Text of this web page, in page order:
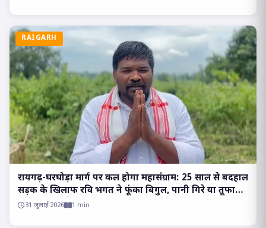
RAIGARH
रायगढ़-घरघोड़ा मार्ग पर कल होगा महासंग्राम: 25 साल से बदहाल
सड़क के खिलाफ रवि भगत ने फूंका बिगुल, पानी गिरे या तूफान
आए, होकर रहेगा चक्काजाम..
31 जुलाई 2026 1 min